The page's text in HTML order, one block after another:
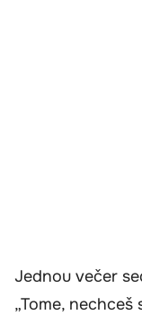
Jednou večer
„Tome,